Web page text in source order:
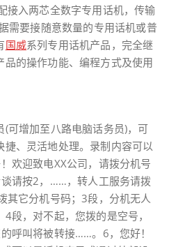
接入两芯全数字专用话机，传输
需要接随意数量的专用话机或普
国威系列专用话机产品，完全继
的操作功能、编程方式及使用
可增加至八路电脑话务员)，可
、灵活地处理。录制内容可以
欢迎致电XX公司，请拨分机号
请按2，……，转人工服务请拨
其它分机号码；3段，分机无人
段，对不起，您拨的是空号，
呼叫将被转接……。6，您好！